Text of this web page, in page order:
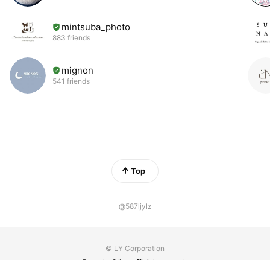
mintsuba_photo
883 friends
mignon
541 friends
Top
@587ljylz
© LY Corporation